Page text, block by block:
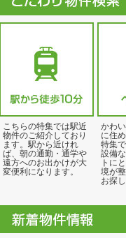
こちらの特集では駅近
物件のご紹介しており
ます。駅から近けれ
ば、朝の通勤・通学や
遠方へのお出かけが大
変便利になります。
かわ
に住
特集
設備
トに
境が
お探